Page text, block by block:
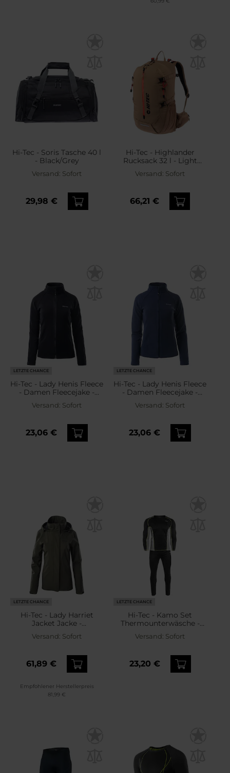
Hi-Tec - Soris Tasche 40 l
- Black/Grey
Versand: Sofort
29,98 €
Hi-Tec - Highlander
Rucksack 32 l - Light
Brown/Orange
Versand: Sofort
66,21 €
LETZTE CHANCE
Hi-Tec - Lady Henis Fleece
- Damen Fleecejake -
Versand: Sofort
23,06 €
LETZTE CHANCE
Hi-Tec - Lady Henis Fleece
- Damen Fleecejake -
Versand: Sofort
23,06 €
LETZTE CHANCE
Hi-Tec - Lady Harriet
Jacket Jacke -
Beluga/Black
Versand: Sofort
61,89 €
Empfohlener Herstellerpreis
81,99 €
LETZTE CHANCE
Hi-Tec - Kamo Set
Thermounterwäsche -
Black/Grey
Versand: Sofort
23,20 €